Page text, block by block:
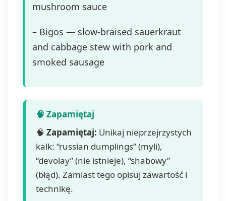
mushroom sauce
– Bigos — slow-braised sauerkraut
and cabbage stew with pork and
smoked sausage
🧠 Zapamiętaj: Unikaj nieprzejrzystych
kalk: “russian dumplings” (myli),
“devolay” (nie istnieje), “shabowy”
(błąd). Zamiast tego opisuj zawartość i
technikę.